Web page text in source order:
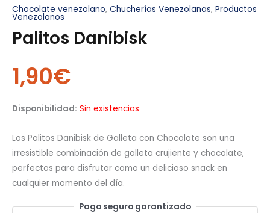
Valorado
con4.80de
5 en base
5
valoraciones
de clientes
Chocolate venezolano, Chucherías Venezolanas, Productos
Venezolanos
Palitos Danibisk
1,90€
Disponibilidad: Sin existencias
Los Palitos Danibisk de Galleta con Chocolate son una
irresistible combinación de galleta crujiente y chocolate,
perfectos para disfrutar como un delicioso snack en
cualquier momento del día.
Pago seguro garantizado